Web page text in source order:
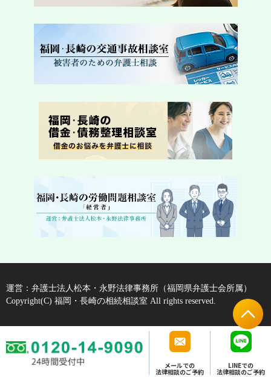
メールでの
法律相談のご予約
LINEでの
法律相談のご予約
運営：弁護士法人松本・永野法律事務所（福岡県弁護士会所属）
Copyright(C) 福岡・長崎の相続相談室 All rights reserved.